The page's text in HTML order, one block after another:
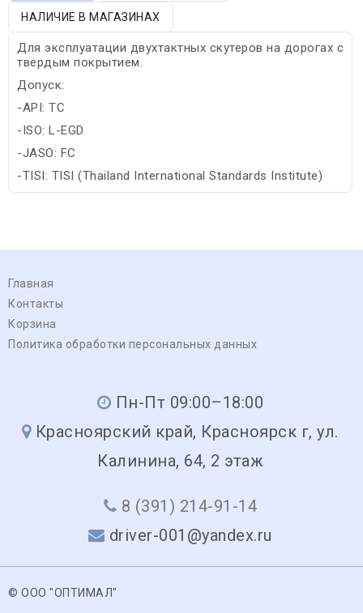
НАЛИЧИЕ В МАГАЗИНАХ
Для эксплуатации двухтактных скутеров на дорогах с
твердым покрытием.
Допуск:
-API: TC
-ISO: L-EGD
-JASO: FC
-TISI: TISI (Thailand International Standards Institute)
Главная
Контакты
Корзина
Политика обработки персональных данных
Пн-Пт 09:00–18:00
Красноярский край, Красноярск г, ул.
Калинина, 64, 2 этаж
8 (391) 214-91-14
driver-001@yandex.ru
© ООО "ОПТИМАЛ"